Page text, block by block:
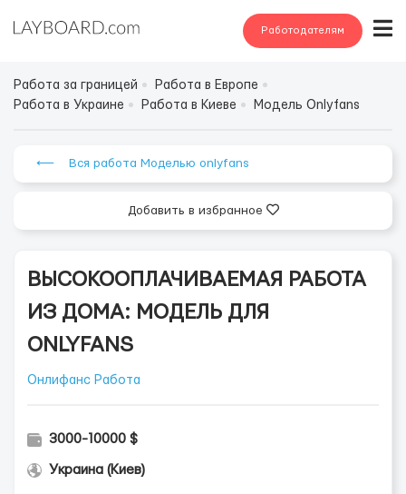
Работодателям
Работа за границей
Работа в Европе
Работа в Украине
Работа в Киеве Модель Onlyfans
⟵ Вся работа Моделью onlyfans
Добавить в избранное
ВЫСОКООПЛАЧИВАЕМАЯ РАБОТА
ИЗ ДОМА: МОДЕЛЬ ДЛЯ
ONLYFANS
Онлифанс Работа
3000-10000 $
Украина (Киев)